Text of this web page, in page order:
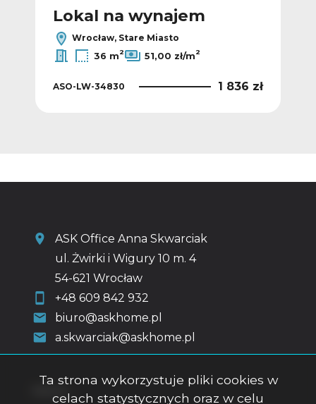
Lokal na wynajem
Wrocław, Stare Miasto
36 m2 51,00 zł/m2
ASO-LW-34830 1 836 zł
ASK Office Anna Skwarciak
ul. Żwirki i Wigury 10 m. 4
54-621 Wrocław
+48 609 842 932
biuro@askhome.pl
a.skwarciak@askhome.pl
Ta strona wykorzystuje pliki cookies w
celach statystycznych oraz w celu